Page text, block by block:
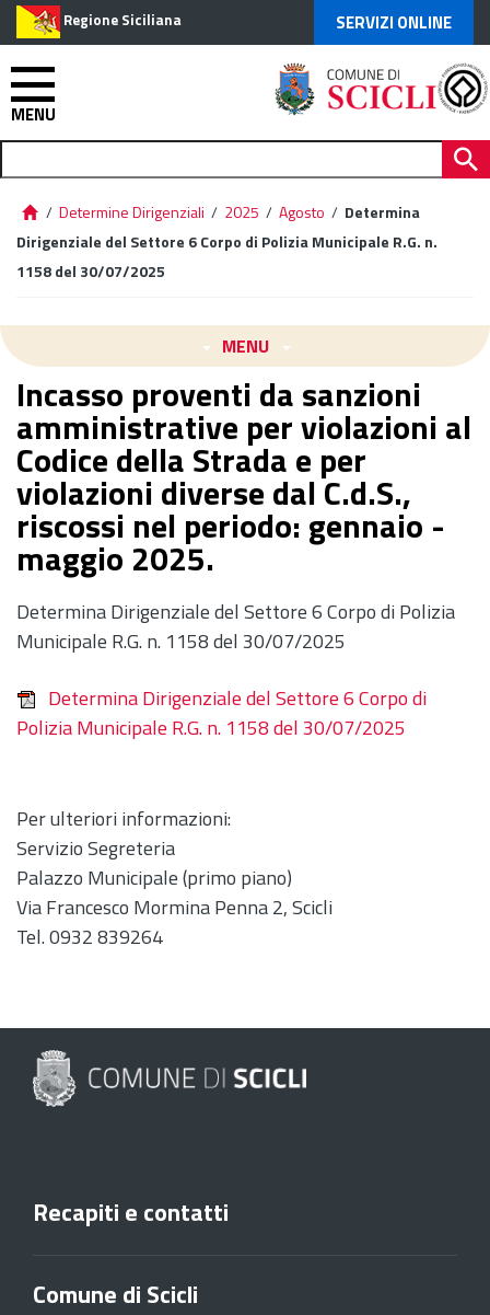
Regione Siciliana SERVIZI ONLINE
MENU
/ Determine Dirigenziali / 2025 / Agosto / Determina
Dirigenziale del Settore 6 Corpo di Polizia Municipale R.G. n.
1158 del 30/07/2025
MENU
Incasso proventi da sanzioni
amministrative per violazioni al
Codice della Strada e per
violazioni diverse dal C.d.S.,
riscossi nel periodo: gennaio -
maggio 2025.
Determina Dirigenziale del Settore 6 Corpo di Polizia
Municipale R.G. n. 1158 del 30/07/2025
Determina Dirigenziale del Settore 6 Corpo di
Polizia Municipale R.G. n. 1158 del 30/07/2025
Per ulteriori informazioni:
Servizio Segreteria
Palazzo Municipale (primo piano)
Via Francesco Mormina Penna 2, Scicli
Tel. 0932 839264
Recapiti e contatti
Comune di Scicli